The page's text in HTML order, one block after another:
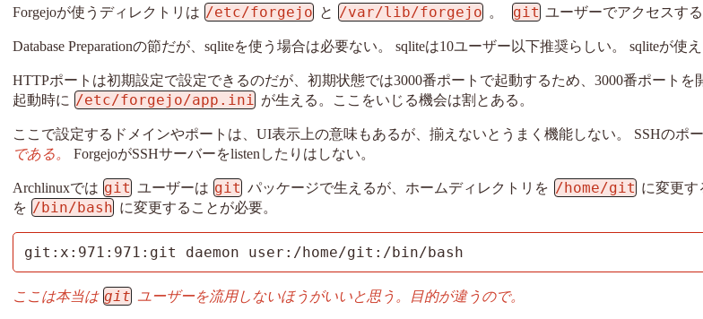
Forgejoが使うディレクトリは /etc/forgejo と /var/lib/forgejo 。 git ユーザーでアクセスする
Database Preparationの節だが、sqliteを使う場合は必要ない。 sqliteは10ユーザー以下推奨らしい。 sqliteが使
HTTPポートは初期設定で設定できるのだが、初期状態では3000番ポートで起動するため、3000番ポートを
起動時に /etc/forgejo/app.ini が生える。ここをいじる機会は割とある。
ここで設定するドメインやポートは、UI表示上の意味もあるが、揃えないとうまく機能しない。 SSHのポ
である。
ForgejoがSSHサーバーをlistenしたりはしない。
Archlinuxでは git ユーザーは git パッケージで生えるが、ホームディレクトリを /home/git に変更す
を /bin/bash に変更することが必要。
git:x:971:971:git daemon user:/home/git:/bin/bash
ここは本当は git ユーザーを流用しないほうがいいと思う。目的が違うので。